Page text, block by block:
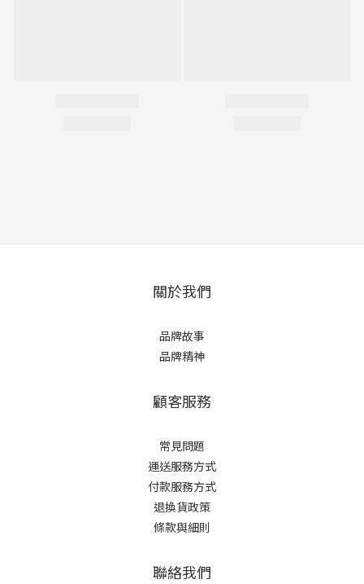
關於我們
品牌故事
品牌精神
顧客服務
常見問題
運送服務方式
付款服務方式
退換貨政策
條款與細則
聯絡我們